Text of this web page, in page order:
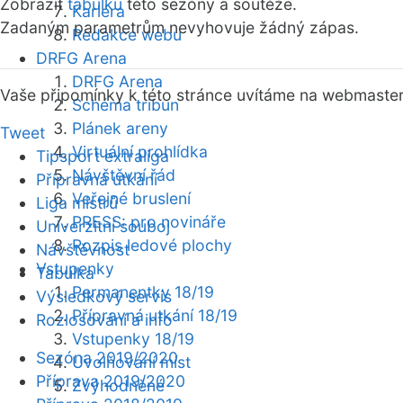
Kariéra
Redakce webu
DRFG Arena
DRFG Arena
Schéma tribun
Plánek areny
Virtuální prohlídka
Návštěvní řád
Veřejné bruslení
PRESS: pro novináře
Rozpis ledové plochy
Vstupenky
Permanentky 18/19
Přípravná utkání 18/19
Vstupenky 18/19
Uvolňování míst
Zvýhodněné
Zobrazit tabulku této sezóny a soutěže.
Zadaným parametrům nevyhovuje žádný zápas.
Vaše připomínky k této stránce uvítáme na webmaster
Tweet
Tipsport extraliga
Přípravná utkání
Liga mistrů
Univerzitní souboj
Návštěvnost
Tabulka
Výsledkový servis
Rozlosování a info
Sezóna 2019/2020
Příprava 2019/2020